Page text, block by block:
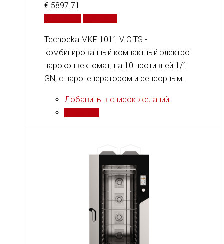
€ 5897.71
Tecnoeka MKF 1011 V C TS -
комбинированный компактный электро
пароконвектомат, на 10 противней 1/1
GN, c парогенератором и сенсорным...
Добавить в список желаний